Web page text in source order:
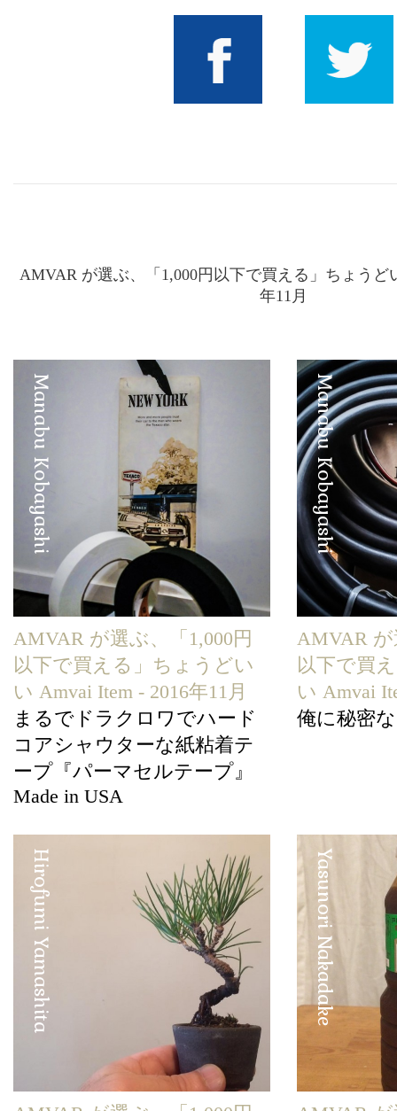
AMVAR が選ぶ、「1,000円以下で買える」ちょうど
年11月
Manabu Kobayashi
AMVAR が選ぶ、「1,000円
以下で買える」ちょうどい
い Amvai Item - 2016年11月
まるでドラクロワでハード
コアシャウターな紙粘着テ
ープ『パーマセルテープ』
Made in USA
Manabu Kobayashi
AMVAR が
以下で買
い Amvai
俺に秘密
Hirofumi Yamashita Yasunori Nakadake